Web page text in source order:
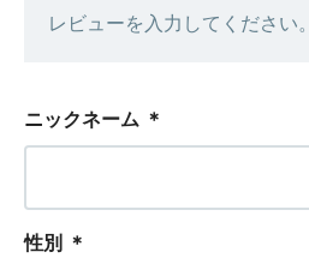
レビューを入力してください。
ニックネーム ＊
性別 ＊